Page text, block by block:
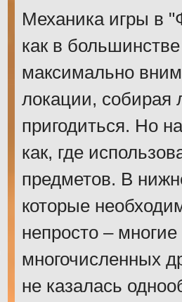
Механика игры в
как в
максимально
локации, собирая
пригодиться. Но
как, где
предметов. В
которые
непросто –
многочисленных
не казалась